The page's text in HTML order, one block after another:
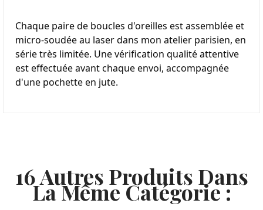
Chaque paire de boucles d'oreilles est assemblée et
micro-soudée au laser dans mon atelier parisien, en
série très limitée. Une vérification qualité attentive
est effectuée avant chaque envoi, accompagnée
d'une pochette en jute.
16 Autres Produits Dans
La Même Catégorie :